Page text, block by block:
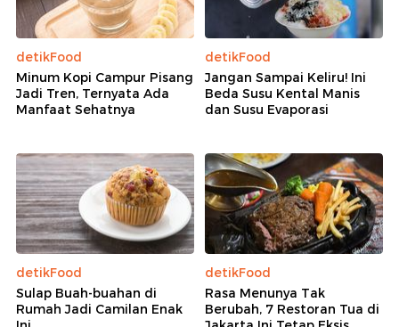
detikFood
Minum Kopi Campur Pisang
Jadi Tren, Ternyata Ada
Manfaat Sehatnya
detikFood
Jangan Sampai Keliru! Ini
Beda Susu Kental Manis
dan Susu Evaporasi
detikFood
Sulap Buah-buahan di
Rumah Jadi Camilan Enak
detikFood
Rasa Menunya Tak
Berubah, 7 Restoran Tua di